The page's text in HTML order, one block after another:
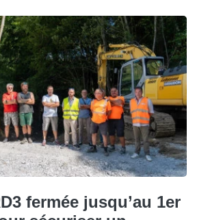
fermée jusqu’au 1er